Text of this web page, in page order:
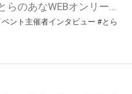
こんにちは、とらのあなWEBオンリー運営スタッフです。 新たにお届けする、イベント主催者インタビュー-マルシェ編-は、 とらのあなWEBオンリー「マルシェ」をご利用の主催様に 「マルシェ」を使ってイベントを開催した感想や心がけをお聞きする企画です。 今回は、WEBオンリー初開催「駄菓子と唐揚げ、きみの青」より、 主催のぎこ六屋様にお話を伺いました。 協力：ぎこ六屋様／イベント公式Twitter（@krkgwks） とらのあなWEBオンリー「マルシェ」とは？ WEBオンリーでリアルタイムでコミュニケーションがとれるオンライン会場です。
ント主催者インタビュー #とら